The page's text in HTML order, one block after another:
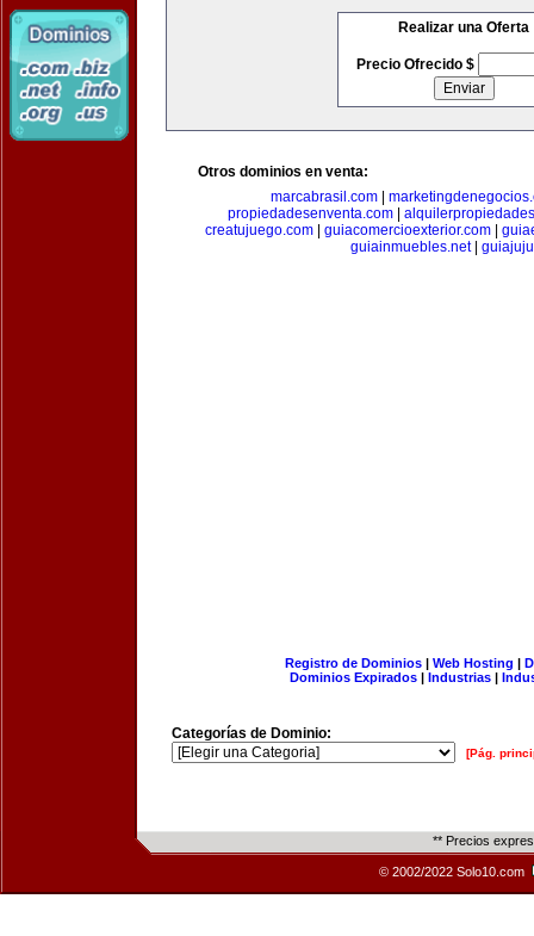
Realizar una Oferta
Precio Ofrecido $
Otros dominios en venta:
marcabrasil.com
propiedadesenventa.com
creatujuego.com| guiacomercioexterior.com|
guiainmuebles.net|
Registro de Dominios| Web Hosting |
Dominios Expirados | Industrias |
Categorías de Dominio:
[Pág.
** Precios
© 2002/2022 Solo10.com